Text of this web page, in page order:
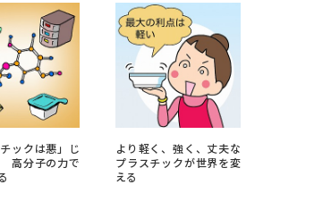
資料検索
学を決めた理由
チックは悪」じ
高分子の力で
より軽く、強く、丈夫な
プラスチックが世界を変
える